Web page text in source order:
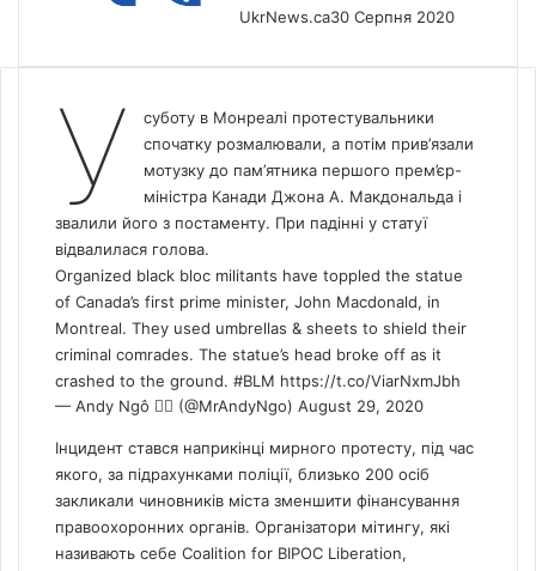
UkrNews.ca30 Серпня 2020
У
суботу в Монреалі протестувальники
спочатку розмалювали, а потім прив’язали
мотузку до пам’ятника першого прем’єр-
міністра Канади Джона А. Макдональда і
звалили його з постаменту. При падінні у статуї
відвалилася голова.
Organized black bloc militants have toppled the statue
of Canada’s first prime minister, John Macdonald, in
Montreal. They used umbrellas & sheets to shield their
criminal comrades. The statue’s head broke off as it
crashed to the ground. #BLM https://t.co/ViarNxmJbh
— Andy Ngô 🏳️‍🌈 (@MrAndyNgo) August 29, 2020
Інцидент стався наприкінці мирного протесту, під час
якого, за підрахунками поліції, близько 200 осіб
закликали чиновників міста зменшити фінансування
правоохоронних органів. Організатори мітингу, які
називають себе Coalition for BIPOC Liberation,